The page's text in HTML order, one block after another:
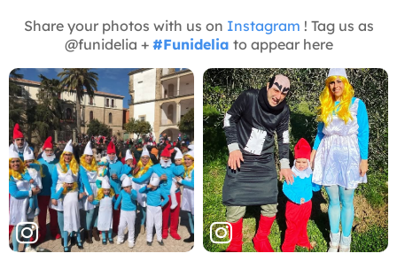
Share your photos with us on Instagram ! Tag us as
@funidelia + #Funidelia to appear here